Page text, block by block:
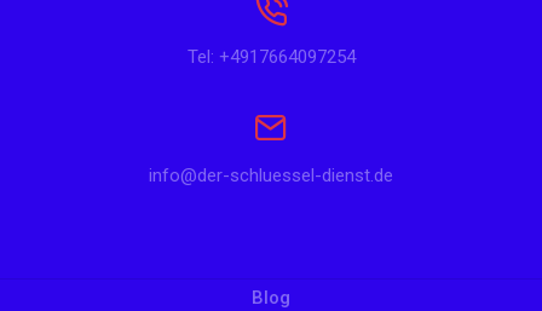
Tel: +4917664097254
info@der-schluessel-dienst.de
Blog